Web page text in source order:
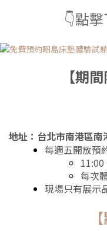
👇點
【期
地址： 台北市南港區
每週五開放預
每次
現場只有展示